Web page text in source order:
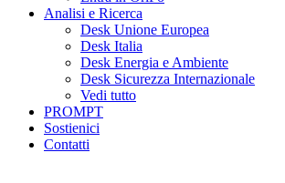
Analisi e Ricerca
Desk Unione Europea
Desk Italia
Desk Energia e Ambiente
Desk Sicurezza Internazionale
Vedi tutto
PROMPT
Sostienici
Contatti